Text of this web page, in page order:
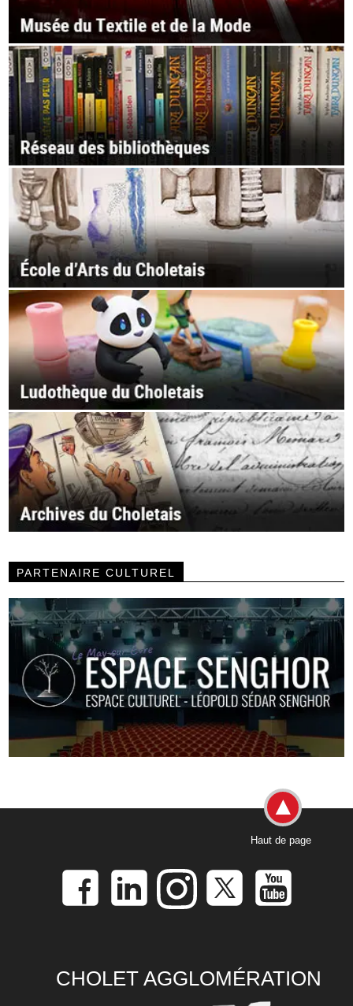
PARTENAIRE CULTUREL
Haut de page
CHOLET AGGLOMÉRATION